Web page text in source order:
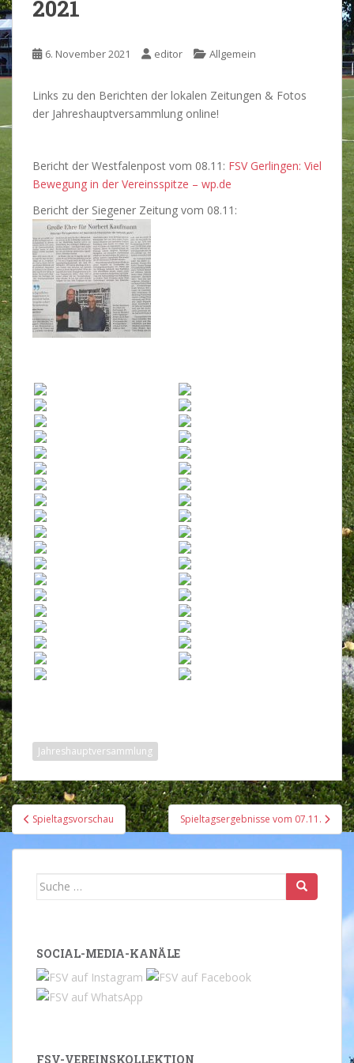
2021
6. November 2021 editor Allgemein
Links zu den Berichten der lokalen Zeitungen & Fotos
der Jahreshauptversammlung online!
Bericht der Westfalenpost vom 08.11: FSV Gerlingen: Viel
Bewegung in der Vereinsspitze – wp.de
Bericht der Siegener Zeitung vom 08.11:
Jahreshauptversammlung
Beitragsnavigation
Spieltagsvorschau Spieltagsergebnisse vom 07.11.
Suche
SOCIAL-MEDIA-KANÄLE
FSV-VEREINSKOLLEKTION